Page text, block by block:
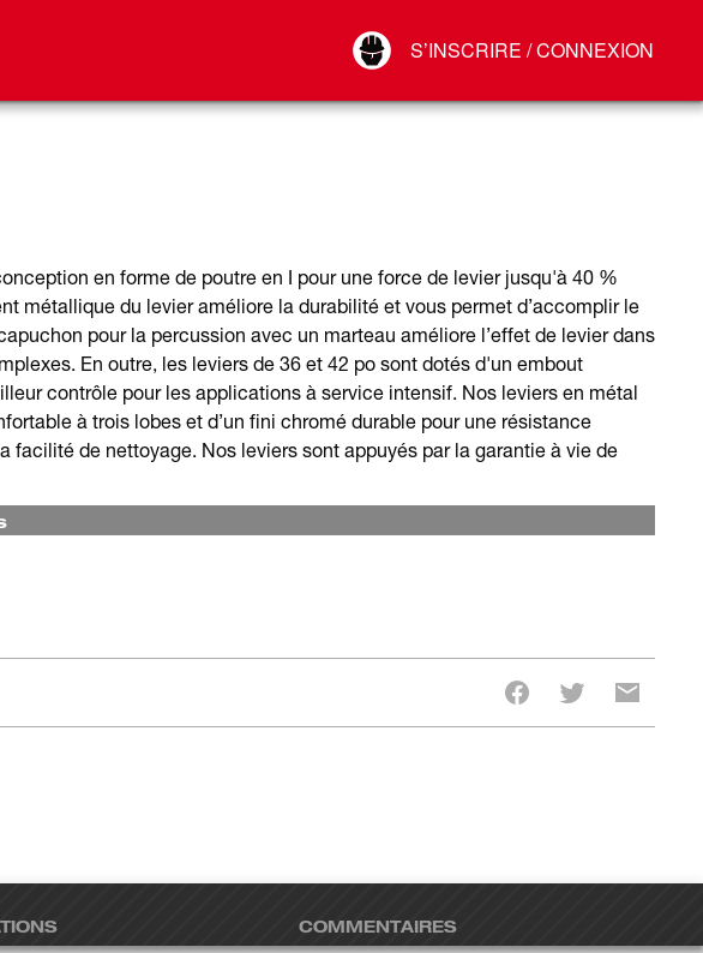
S’INSCRIRE / CONNEXION
Connect
en forme de poutre en I pour une force de levier jusqu'à 40 %
métallique du levier améliore la durabilité et vous permet d’accomplir le
pour la percussion avec un marteau améliore l’effet de levier dans
En outre, les leviers de 36 et 42 po sont dotés d'un embout
contrôle pour les applications à service intensif. Nos leviers en métal
à trois lobes et d’un fini chromé durable pour une résistance
facilité de nettoyage. Nos leviers sont appuyés par la garantie à vie de
COMMENTAIRES